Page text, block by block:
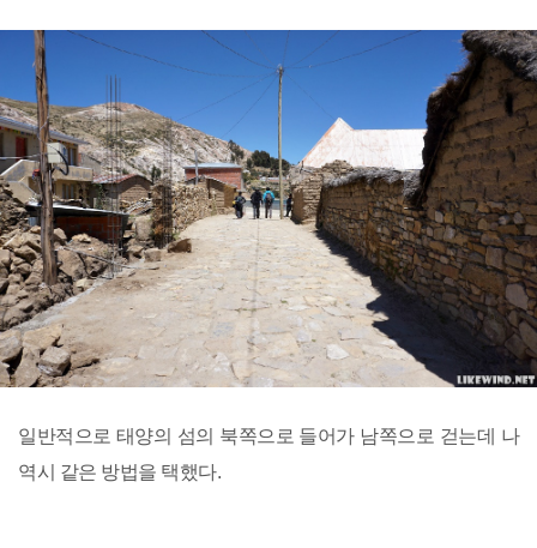
일반적으로 태양의 섬의 북쪽으로 들어가 남쪽으로 걷는데 나
역시 같은 방법을 택했다.